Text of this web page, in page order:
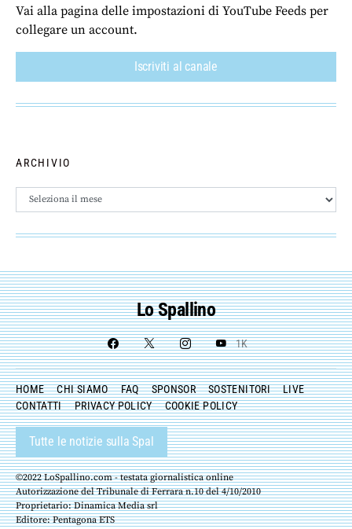
Vai alla pagina delle impostazioni di YouTube Feeds per
collegare un account.
Iscriviti al canale
ARCHIVIO
Archivio
Lo Spallino
1K
HOME CHI SIAMO FAQ SPONSOR SOSTENITORI
LIVE
CONTATTI
PRIVACY POLICY COOKIE POLICY
Tutte le notizie sulla Spal
©2022 LoSpallino.com - testata giornalistica online
Autorizzazione del Tribunale di Ferrara n.10 del 4/10/2010
Proprietario: Dinamica Media srl
Editore: Pentagona ETS